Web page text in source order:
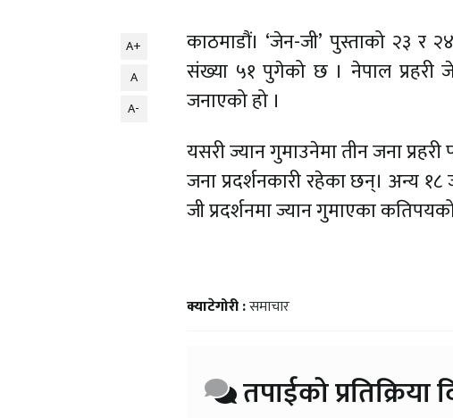
A+
A
A-
काठमाडौं। ‘जेन-जी’ पुस्ताको २३
संख्या ५१ पुगेको छ । नेपाल प्रहरी
जनाएको हो ।
यसरी ज्यान गुमाउनेमा तीन जना
जना प्रदर्शनकारी रहेका छन्। अन्य
जी प्रदर्शनमा ज्यान गुमाएका
क्याटेगोरी :समाचार
तपाईको प्रतिक्रिया